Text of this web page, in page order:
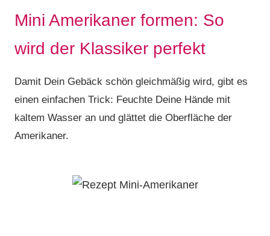
Mini Amerikaner formen: So
wird der Klassiker perfekt
Damit Dein Gebäck schön gleichmäßig wird, gibt es
einen einfachen Trick: Feuchte Deine Hände mit
kaltem Wasser an und glättet die Oberfläche der
Amerikaner.